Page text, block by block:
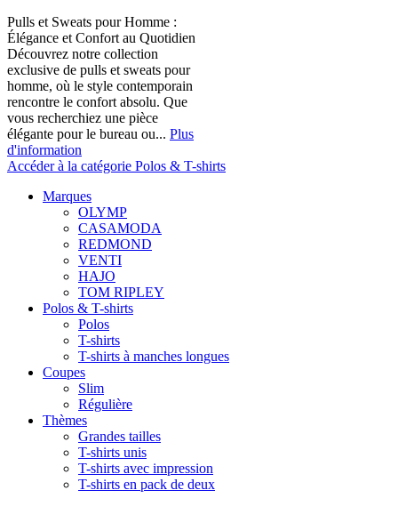
Pulls et Sweats pour Homme :
Élégance et Confort au Quotidien
Découvrez notre collection
exclusive de pulls et sweats pour
homme, où le style contemporain
rencontre le confort absolu. Que
vous recherchiez une pièce
élégante pour le bureau ou... Plus
d'information
Accéder à la catégorie Polos & T-shirts
Marques
OLYMP
CASAMODA
REDMOND
VENTI
HAJO
TOM RIPLEY
Polos & T-shirts
Polos
T-shirts
T-shirts à manches longues
Coupes
Slim
Régulière
Thèmes
Grandes tailles
T-shirts unis
T-shirts avec impression
T-shirts en pack de deux